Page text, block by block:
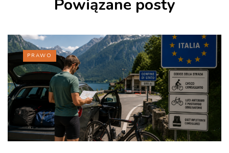
Powiązane posty
PRAWO